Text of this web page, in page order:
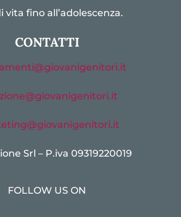
vita fino all’adolescenza.
CONTATTI
Srl – P.iva 09319220019
FOLLOW US ON